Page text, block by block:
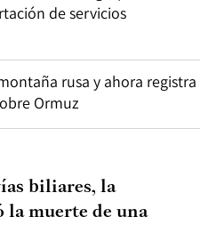
de servicios
rusa y ahora registra
Ormuz
biliares, la
la muerte de una